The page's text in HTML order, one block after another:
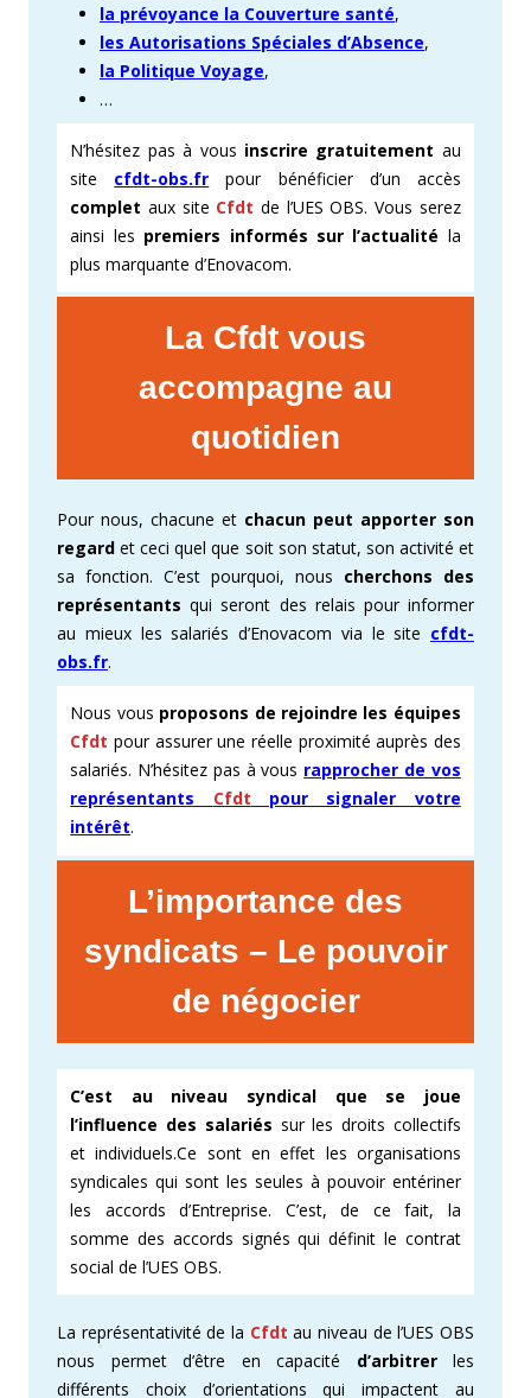
la prévoyance la Couverture santé,
les Autorisations Spéciales d’Absence,
la Politique Voyage,
…
N’hésitez pas à vous inscrire gratuitement au
site cfdt-obs.fr pour bénéficier d’un accès
complet aux site Cfdt de l’UES OBS. Vous serez
ainsi les premiers informés sur l’actualité la
plus marquante d’Enovacom.
La Cfdt vous
accompagne au
quotidien
Pour nous, chacune et chacun peut apporter son
regardet ceci quel que soit son statut, son activité et
sa fonction. C’est pourquoi, nous cherchons des
représentantsqui seront des relais pour informer
au mieux les salariés d’Enovacom via le site cfdt-
obs.fr.
Nous vous proposons de rejoindre les équipes
Cfdt pour assurer une réelle proximité auprès des
salariés. N’hésitez pas à vous rapprocher de vos
représentants Cfdt pour signaler votre
intérêt.
L’importance des
syndicats – Le pouvoir
de négocier
C’est au niveau syndical que se joue
l’influence des salariés sur les droits collectifs
et individuels.Ce sont en effet les organisations
syndicales qui sont les seules à pouvoir entériner
les accords d’Entreprise. C’est, de ce fait, la
somme des accords signés qui définit le contrat
social de l’UES OBS.
La représentativité de la Cfdt au niveau de l’UES OBS
nous permet d’être en capacité d’arbitrerles
différents choix d’orientations qui impactent au